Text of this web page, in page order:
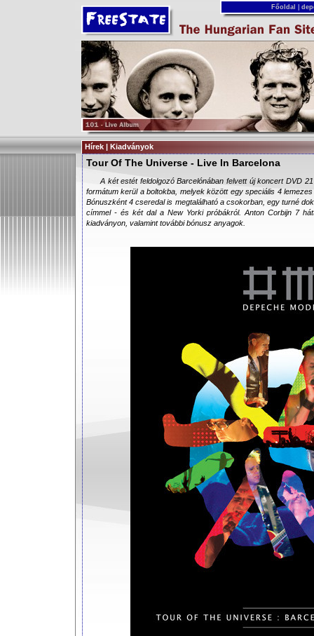
Főoldal
Hírek | Kiadványok
Tour Of The Universe - Live In Barcelona
A két estét feldolgozó Barcelónában felvett új koncert DVD
formátum kerül a boltokba, melyek között egy speciális 4
Bónuszként 4 cseredal is megtalálható a csokorban, egy turné
címmel - és két dal a New Yorki próbákról. Anton Corbijn 7
kiadványon, valamint további bónusz anyagok.